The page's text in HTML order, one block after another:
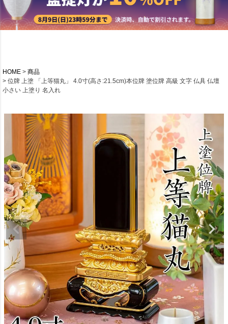
HOME
商品
位牌 上塗 「上等猫丸」 4.0寸(高さ:21.5cm)本位牌 塗位牌 高級 文字 仏具 仏壇
小さい 上塗り 名入れ